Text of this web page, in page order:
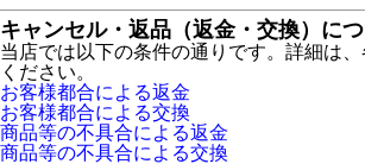
キャンセル・返品（返金・交換）に
当店では以下の条件の通りです。詳細は
ください。
お客様都合による返金
お客様都合による交換
商品等の不具合による返金
商品等の不具合による交換